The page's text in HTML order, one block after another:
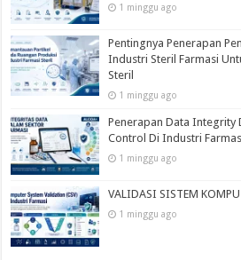
1 minggu ago
Pentingnya Penerapan
Industri Steril Farmasi
Steril
1 minggu ago
Penerapan Data Integrity
Control Di Industri
1 minggu ago
VALIDASI SISTEM
1 minggu ago